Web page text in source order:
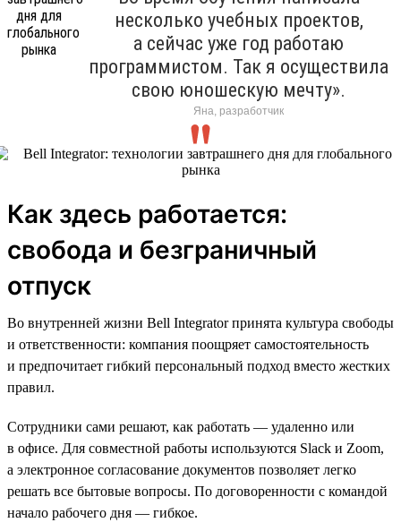
несколько учебных проектов,
а сейчас уже год работаю
программистом. Так я осуществила
свою юношескую мечту».
Яна, разработчик
Как здесь работается:
свобода и безграничный
отпуск
Во внутренней жизни Bell Integrator принята культура свободы
и ответственности: компания поощряет самостоятельность
и предпочитает гибкий персональный подход вместо жестких
правил.
Сотрудники сами решают, как работать — удаленно или
в офисе. Для совместной работы используются Slack и Zoom,
а электронное согласование документов позволяет легко
решать все бытовые вопросы. По договоренности с командой
начало рабочего дня — гибкое.